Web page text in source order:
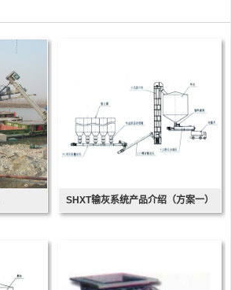
SHXT输灰系统产品介绍（方案一）